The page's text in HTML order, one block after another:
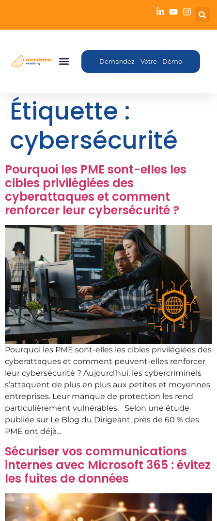
Demandez Votre Démo
Étiquette :
cybersécurité
Pourquoi les PME sont-elles les
cibles privilégiées des
cyberattaques et comment
renforcer leur cybersécurité ?
Pourquoi les PME sont-elles les cibles privilégiées des
cyberattaques et comment peuvent-elles renforcer
leur cybersécurité ? Aujourd’hui, les cybercriminels
s’attaquent de plus en plus aux petites et moyennes
entreprises. Leur manque de protection les rend
particulièrement vulnérables. Selon une étude
publiée sur Le Blog du Dirigeant, près de 60 % des
PME ont déjà…
Sécuriser vos communications
internes avec Microsoft 365 : évitez
les fuites de données